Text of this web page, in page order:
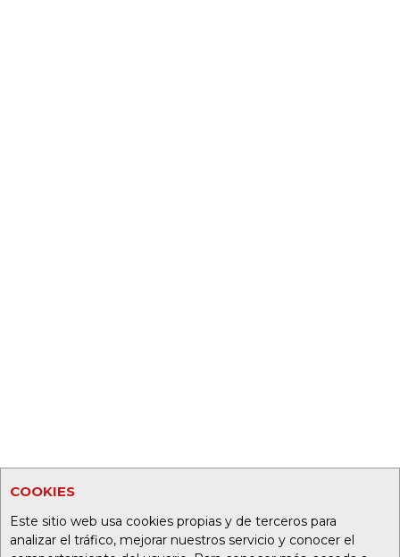
COOKIES
Este sitio web usa cookies propias y de terceros para
analizar el tráfico, mejorar nuestros servicio y conocer el